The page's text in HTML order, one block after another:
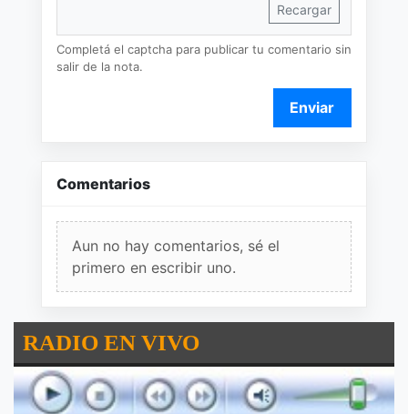
Recargar
Completá el captcha para publicar tu comentario sin
salir de la nota.
Enviar
Comentarios
Aun no hay comentarios, sé el
primero en escribir uno.
RADIO EN VIVO